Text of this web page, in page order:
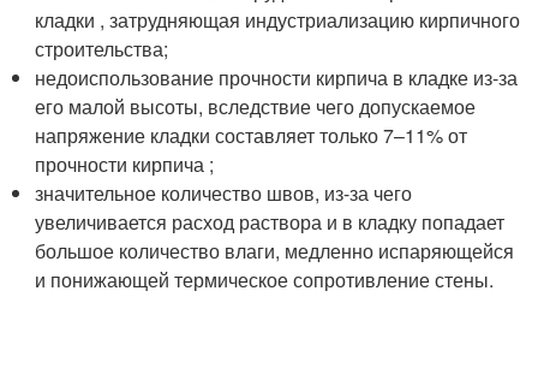
кладки , затрудняющая индустриализацию кирпичного
строительства;
недоиспользование прочности кирпича в кладке из-за
его малой высоты, вследствие чего допускаемое
напряжение кладки составляет только 7–11% от
прочности кирпича ;
значительное количество швов, из-за чего
увеличивается расход раствора и в кладку попадает
большое количество влаги, медленно испаряющейся
и понижающей термическое сопротивление стены.